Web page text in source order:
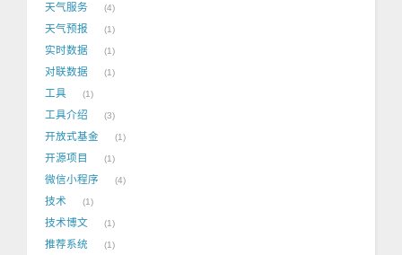
天气服务 4
天气预报 1
实时数据 1
对联数据 1
工具 1
工具介绍 3
开放式基金 1
开源项目 1
微信小程序 4
技术 1
技术博文 1
推荐系统 1